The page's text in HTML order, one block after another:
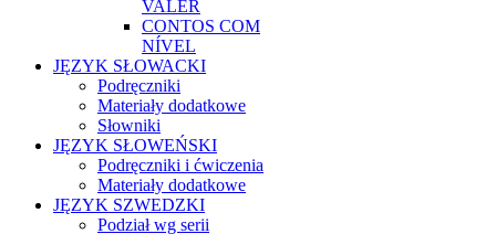
VALER
CONTOS COM
NÍVEL
JĘZYK SŁOWACKI
Podręczniki
Materiały dodatkowe
Słowniki
JĘZYK SŁOWEŃSKI
Podręczniki i ćwiczenia
Materiały dodatkowe
JĘZYK SZWEDZKI
Podział wg serii